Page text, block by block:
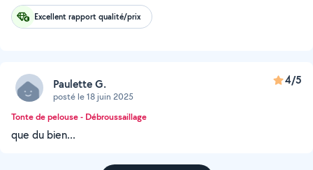
Excellent rapport qualité/prix
Paulette G.
posté le 18 juin 2025
4/5
Tonte de pelouse - Débroussaillage
que du bien...